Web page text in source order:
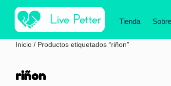
Tienda
Inicio / Productos etiquetados “riñon”
riñon